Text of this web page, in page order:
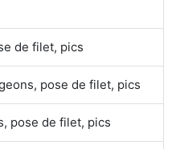
de filet, pics
pose de filet, pics
pose de filet, pics